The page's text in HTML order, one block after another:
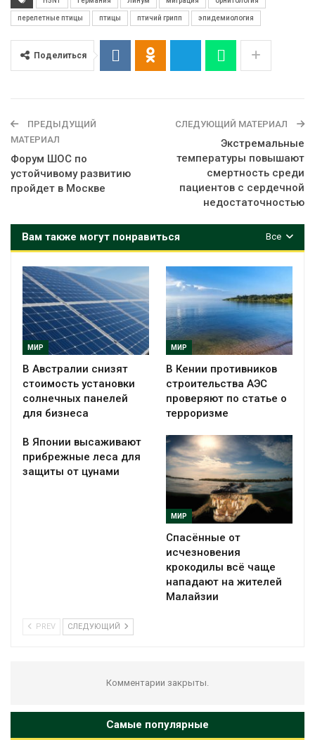
перелетные птицы птицы птичий грипп эпидемиология
Поделиться
ПРЕДЫДУЩИЙ
МАТЕРИАЛ
Форум ШОС по
устойчивому развитию
пройдет в Москве
СЛЕДУЮЩИЙ МАТЕРИАЛ
Экстремальные
температуры повышают
смертность среди
пациентов с сердечной
недостаточностью
Все
Вам также могут понравиться
МИР
В Австралии снизят
стоимость установки
солнечных панелей
для бизнеса
МИР
В Кении противников
строительства АЭС
проверяют по статье о
терроризме
В Японии высаживают
прибрежные леса для
защиты от цунами
МИР
Спасённые от
исчезновения
крокодилы всё чаще
нападают на жителей
Малайзии
PREV СЛЕДУЮЩИЙ
Комментарии закрыты.
Самые популярные